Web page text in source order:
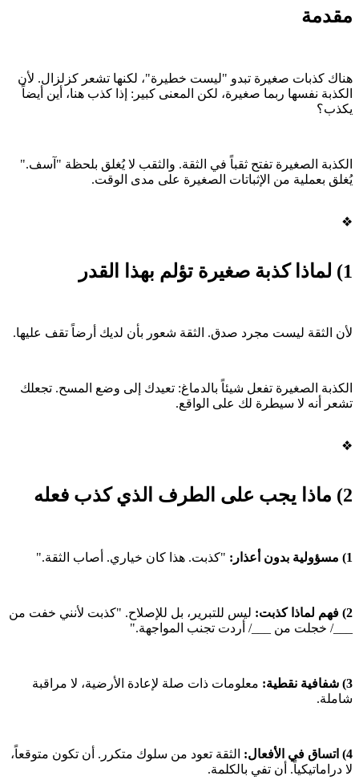
مقدمة
هناك كذبات صغيرة تبدو "ليست خطيرة"، لكنها تشعر كزلزال. لأن
الكذبة نفسها ربما صغيرة، لكن المعنى كبير: إذا كذب هنا، أين أيضاً
يكذب؟
الكذبة الصغيرة تفتح ثقباً في الثقة. والثقب لا يُغلق بلحظة "آسف."
يُغلق بعملية من الإثباتات الصغيرة على مدى الوقت.
❖
1) لماذا كذبة صغيرة تؤلم بهذا القدر
لأن الثقة ليست مجرد صدق. الثقة شعور بأن لديك أرضاً تقف عليها.
الكذبة الصغيرة تفعل شيئاً بالدماغ: تعيدك إلى وضع المسح. تجعلك
تشعر أنه لا سيطرة لك على الواقع.
❖
2) ماذا يجب على الطرف الذي كذب فعله
1) مسؤولية بدون أعذار: "كذبت. هذا كان خياري. أصاب الثقة."
2) فهم لماذا كذبت:
ليس للتبرير، بل للإصلاح. "كذبت لأنني خفت من
___/ خجلت من ___/ أردت تجنب المواجهة."
3) شفافية نقطية:
معلومات ذات صلة لإعادة الأرضية، لا مراقبة
شاملة.
4) اتساق في الأفعال:
الثقة تعود من سلوك متكرر. أن تكون متوقعاً،
لا دراماتيكياً. أن تفي بالكلمة.